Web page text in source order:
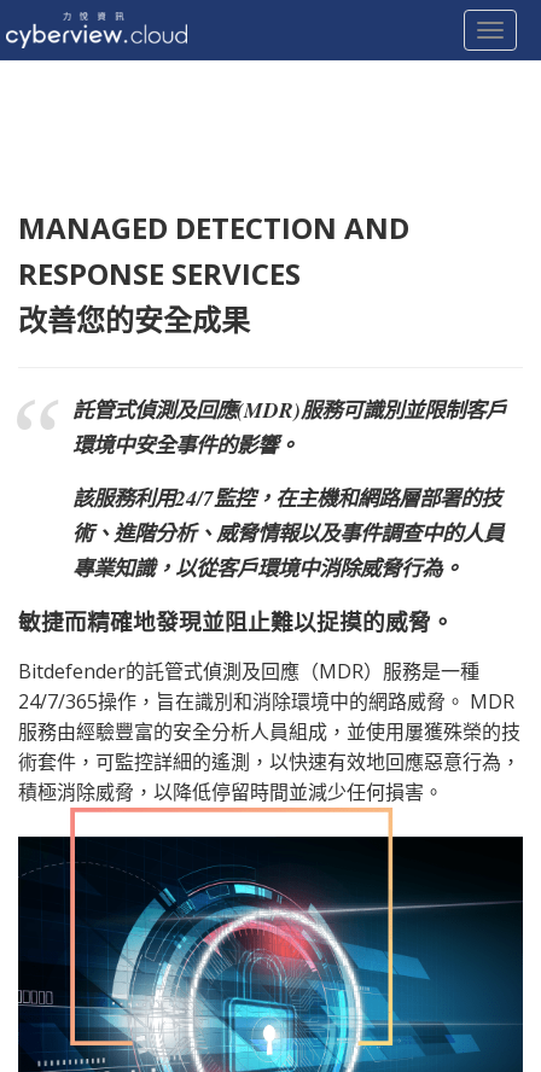
MANAGED DETECTION AND
RESPONSE SERVICES
改善您的安全成果
託管式偵測及回應(MDR)服務可識別並限制客戶
環境中安全事件的影響。
該服務利用24/7監控，在主機和網路層部署的技
術、進階分析、威脅情報以及事件調查中的人員
專業知識，以從客戶環境中消除威脅行為。
敏捷而精確地發現並阻止難以捉摸的威脅。
Bitdefender的託管式偵測及回應（MDR）服務是一種
24/7/365操作，旨在識別和消除環境中的網路威脅。 MDR
服務由經驗豐富的安全分析人員組成，並使用屢獲殊榮的技
術套件，可監控詳細的遙測，以快速有效地回應惡意行為，
積極消除威脅，以降低停留時間並減少任何損害。